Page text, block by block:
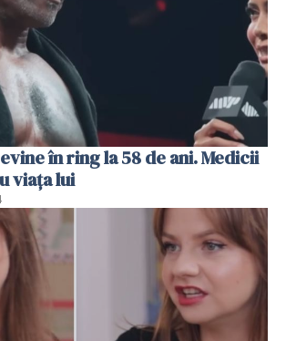
în ring la 58 de ani. Medicii
viața lui